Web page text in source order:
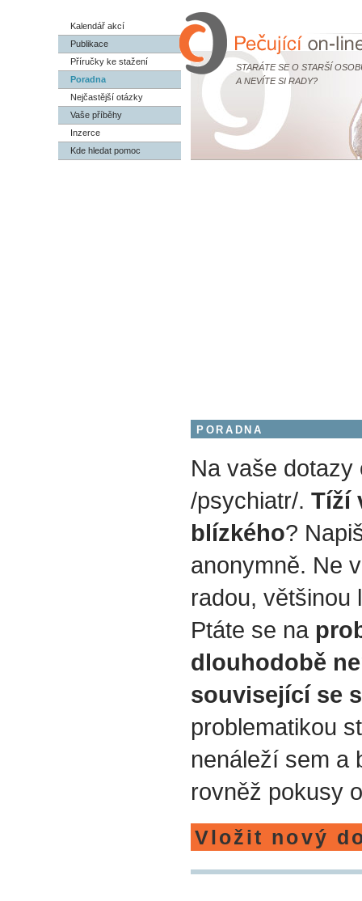
STARÁTE SE O STARŠÍ
A NEVÍTE SI RADY?
Kalendář akcí
Publikace
Příručky ke stažení
Poradna
Nejčastější otázky
Vaše příběhy
Inzerce
Kde hledat pomoc
PORADNA
Na vaše dotazy
/psychiatr/. Tíží
blízkého?
anonymně. Ne
radou, většinou
Ptáte se na
dlouhodobě
související se
problematikou
nenáleží sem a
rovněž pokusy
Vložit nový